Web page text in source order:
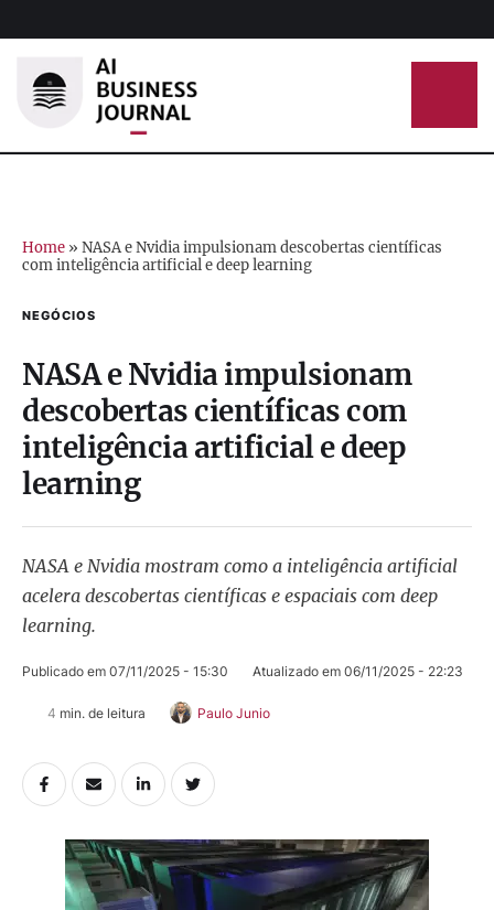
Home » NASA e Nvidia impulsionam descobertas científicas
com inteligência artificial e deep learning
NEGÓCIOS
NASA e Nvidia impulsionam
descobertas científicas com
inteligência artificial e deep
learning
NASA e Nvidia mostram como a inteligência artificial
acelera descobertas científicas e espaciais com deep
learning.
Publicado em 07/11/2025 - 15:30 Atualizado em 06/11/2025 - 22:23
4 min. de leitura Paulo Junio